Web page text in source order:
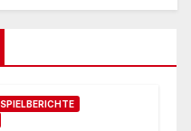
SPIELBERICHTE